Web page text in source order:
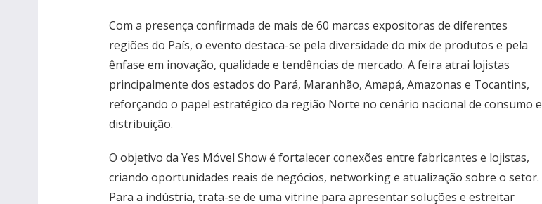
Com a presença confirmada de mais de 60 marcas expositoras de diferentes
regiões do País, o evento destaca-se pela diversidade do mix de produtos e pela
ênfase em inovação, qualidade e tendências de mercado. A feira atrai lojistas
principalmente dos estados do Pará, Maranhão, Amapá, Amazonas e Tocantins,
reforçando o papel estratégico da região Norte no cenário nacional de consumo e
distribuição.
O objetivo da Yes Móvel Show é fortalecer conexões entre fabricantes e lojistas,
criando oportunidades reais de negócios, networking e atualização sobre o setor.
Para a indústria, trata-se de uma vitrine para apresentar soluções e estreitar